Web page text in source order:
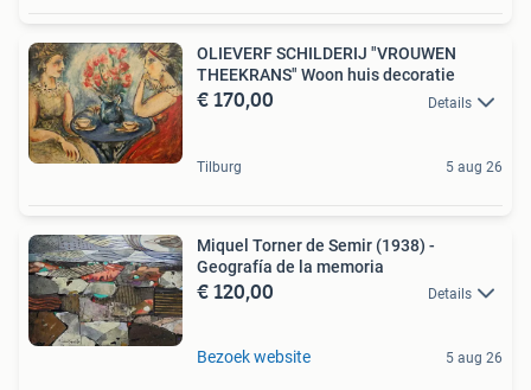
OLIEVERF SCHILDERIJ "VROUWEN
THEEKRANS" Woon huis decoratie
€ 170,00 Details
Tilburg 5 aug 26
Miquel Torner de Semir (1938) -
Geografía de la memoria
€ 120,00 Details
Bezoek website 5 aug 26